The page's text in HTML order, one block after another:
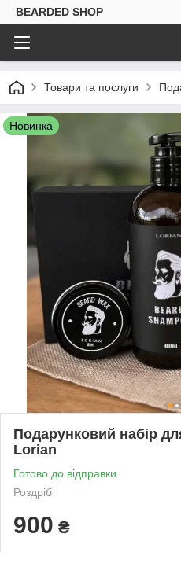
BEARDED SHOP
Товари та послуги
Новинка
Подарунковий набір
Lorian
Готово до відправки
Роздріб
900 ₴